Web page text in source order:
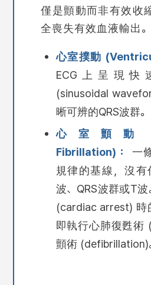
僅是顫動而非有效收
全喪失有效血液輸出。
心室撲動
ECG上呈現快
(sinusoidal
晰可辨的QRS波群。
心室顫動
Fibrillation)：
一
規律的基線，沒
波、QRS波群或T
(cardiac arrest) 時
即執行心肺復甦術
顫術 (defibrillation)